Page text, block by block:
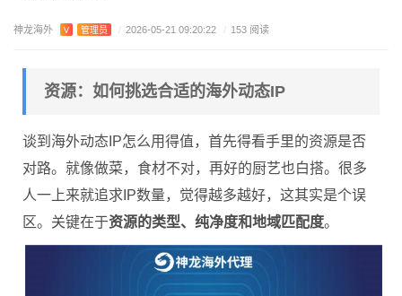
神龙海外 V 管理员 / 2026-05-21 09:20:22 / 153 阅读
资源：如何挑选合适的海外动态IP
谈到海外动态IP怎么用得值，首先得看手里的资源是否
对路。就像做菜，食材不对，再好的厨艺也白搭。很多
人一上来就追求IP数量，觉得越多越好，这其实是个误
区。关键在于资源的类型、纯净度和地域匹配度。